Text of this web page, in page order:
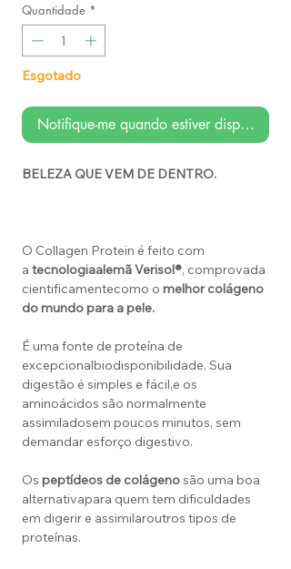
Quantidade *
Esgotado
Notifique-me quando estiver disponível
BELEZA QUE VEM DE DENTRO.
O Collagen Protein é feito com
a tecnologiaalemã Verisol®, comprovada
cientificamentecomo o melhor colágeno
do mundo para a pele.
É uma fonte de proteína de
excepcionalbiodisponibilidade. Sua
digestão é simples e fácil,e os
aminoácidos são normalmente
assimiladosem poucos minutos, sem
demandar esforço digestivo.
Os peptídeos de colágenosão uma boa
alternativapara quem tem dificuldades
em digerir e assimilaroutros tipos de
proteínas.